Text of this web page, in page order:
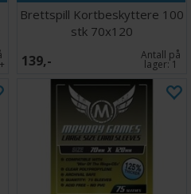
Brettspill Kortbeskyttere 100
stk 70x120
139,- Antall på
lager:1